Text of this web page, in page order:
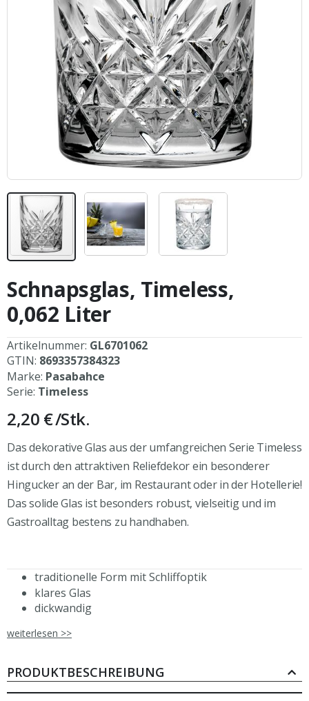
Anfang
der
Bildergalerie
springen
Schnapsglas, Timeless,
0,062 Liter
Artikelnummer: GL6701062
GTIN: 8693357384323
Marke: Pasabahce
Serie: Timeless
2,20 €/Stk.
Das dekorative Glas aus der umfangreichen Serie Timeless
ist durch den attraktiven Reliefdekor ein besonderer
Hingucker an der Bar, im Restaurant oder in der Hotellerie!
Das solide Glas ist besonders robust, vielseitig und im
Gastroalltag bestens zu handhaben.
traditionelle Form mit Schliffoptik
klares Glas
dickwandig
hygienisch durch antimikrobielle Beschichtung
recyclebar
optimal für den professionellen Einsatz in Café,
weiterlesen >>
PRODUKTBESCHREIBUNG